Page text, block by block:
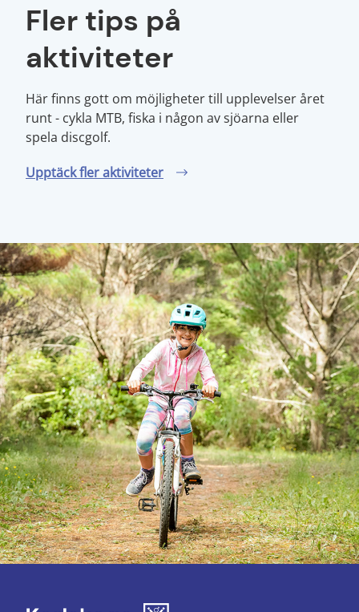
Fler tips på
aktiviteter
Här finns gott om möjligheter till upplevelser året
runt - cykla MTB, fiska i någon av sjöarna eller
spela discgolf.
Upptäck fler aktiviteter